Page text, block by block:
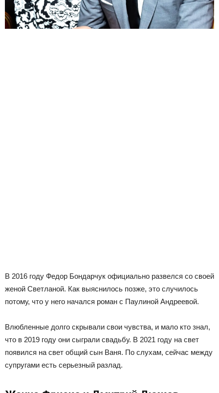
В 2016 году Федор Бондарчук официально развелся со своей
женой Светланой. Как выяснилось позже, это случилось
потому, что у него начался роман с Паулиной Андреевой.
Влюбленные долго скрывали свои чувства, и мало кто знал,
что в 2019 году они сыграли свадьбу. В 2021 году на свет
появился на свет общий сын Ваня. По слухам, сейчас между
супругами есть серьезный разлад.